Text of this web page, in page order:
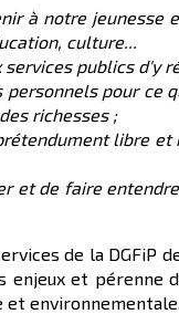
à notre
culture...
publics d'y
pour
richesses ;
libre
de faire
de la
et
environnementale.